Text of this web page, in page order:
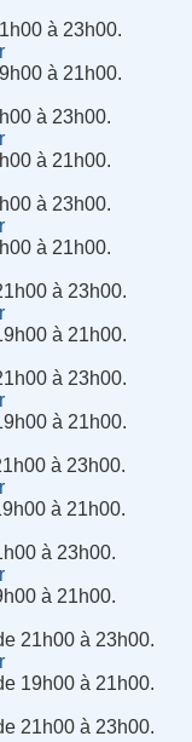
à 23h00.
à 21h00.
à 23h00.
à 21h00.
à 23h00.
à 21h00.
à 23h00.
à 21h00.
à 23h00.
à 21h00.
à 23h00.
à 21h00.
à 23h00.
à 21h00.
21h00 à 23h00.
19h00 à 21h00.
21h00 à 23h00.